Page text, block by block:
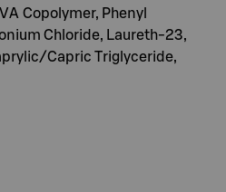
Copolymer, Phenyl
Chloride, Laureth-23,
Capric Triglyceride,